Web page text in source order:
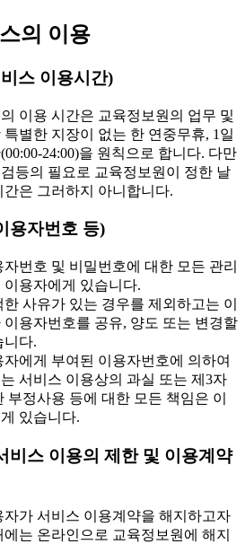
의 이용
스 이용시간)
이용 시간은 교육정보원의 업무 및
특별한 지장이 없는 한 연중무휴, 1일
24:00)을 원칙으로 합니다. 다만
등의 필요로 교육정보원이 정한 날
간은 그러하지 아니합니다.
용자번호 등)
번호 및 비밀번호에 대한 모든 관리
이용자에게 있습니다.
사유가 있는 경우를 제외하고는 이
이용자번호를 공유, 양도 또는 변경할
니다.
에게 부여된 이용자번호에 의하여
서비스 이용상의 과실 또는 제3자
부정사용 등에 대한 모든 책임은 이
있습니다.
비스 이용의 제한 및 이용계약
가 서비스 이용계약을 해지하고자
에는 온라인으로 교육정보원에 해지